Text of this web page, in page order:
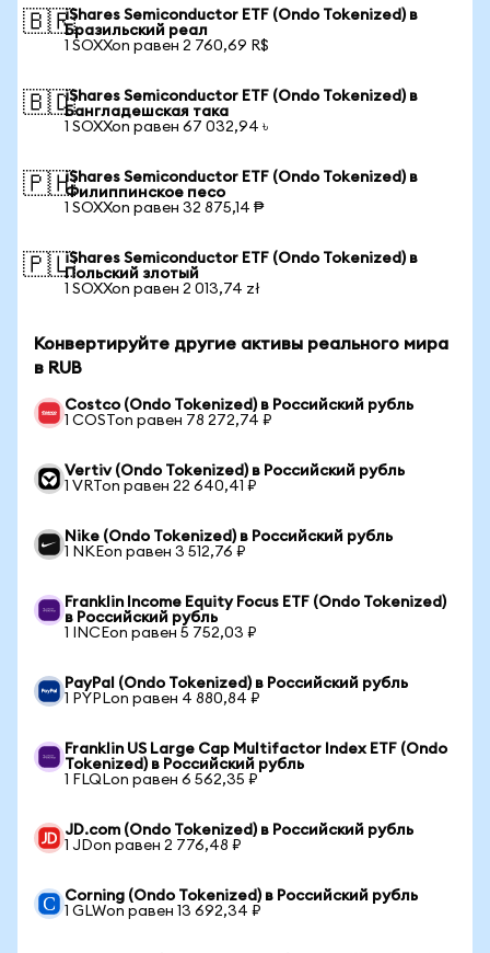
🇧🇷iShares Semiconductor ETF (Ondo Tokenized) в
Бразильский реал
1 SOXXon равен 2 760,69 R$
🇧🇩iShares Semiconductor ETF (Ondo Tokenized) в
Бангладешская така
1 SOXXon равен 67 032,94 ৳
🇵🇭iShares Semiconductor ETF (Ondo Tokenized) в
Филиппинское песо
1 SOXXon равен 32 875,14 ₱
🇵🇱iShares Semiconductor ETF (Ondo Tokenized) в
Польский злотый
1 SOXXon равен 2 013,74 zł
Конвертируйте другие активы реального мира
в RUB
Costco (Ondo Tokenized) в Российский рубль
1 COSTon равен 78 272,74 ₽
Vertiv (Ondo Tokenized) в Российский рубль
1 VRTon равен 22 640,41 ₽
Nike (Ondo Tokenized) в Российский рубль
1 NKEon равен 3 512,76 ₽
Franklin Income Equity Focus ETF (Ondo Tokenized)
в Российский рубль
1 INCEon равен 5 752,03 ₽
PayPal (Ondo Tokenized) в Российский рубль
1 PYPLon равен 4 880,84 ₽
Franklin US Large Cap Multifactor Index ETF (Ondo
Tokenized) в Российский рубль
1 FLQLon равен 6 562,35 ₽
JD.com (Ondo Tokenized) в Российский рубль
1 JDon равен 2 776,48 ₽
Corning (Ondo Tokenized) в Российский рубль
1 GLWon равен 13 692,34 ₽